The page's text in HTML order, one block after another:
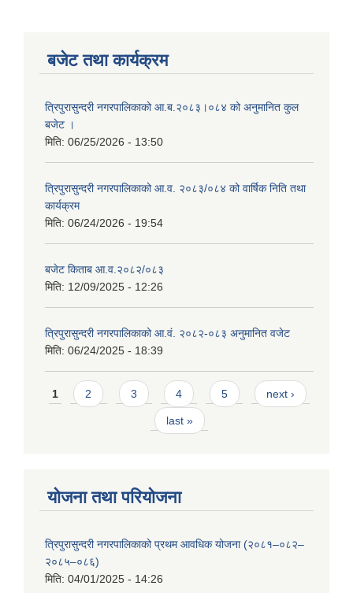
बजेट तथा कार्यक्रम
त्रिपुरासुन्दरी नगरपालिकाको आ.ब.२०८३।०८४ को अनुमानित कुल
बजेट ।
मिति: 06/25/2026 - 13:50
त्रिपुरासुन्दरी नगरपालिकाको आ.व. २०८३/०८४ को वार्षिक निति तथा
कार्यक्रम
मिति: 06/24/2026 - 19:54
बजेट किताब आ.व.२०८२/०८३
मिति: 12/09/2025 - 12:26
त्रिपुरासुन्दरी नगरपालिकाको आ.वं. २०८२-०८३ अनुमानित वजेट
मिति: 06/24/2025 - 18:39
Pages
1 2 3 4 5 next ›
last »
योजना तथा परियोजना
त्रिपुरासुन्दरी नगरपालिकाको प्रथम आवधिक योजना (२०८१–०८२–
२०८५–०८६)
मिति: 04/01/2025 - 14:26